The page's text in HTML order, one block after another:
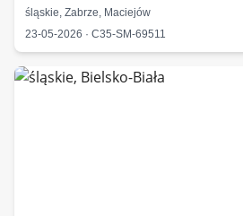
śląskie, Zabrze, Maciejów
23-05-2026 · C35-SM-69511